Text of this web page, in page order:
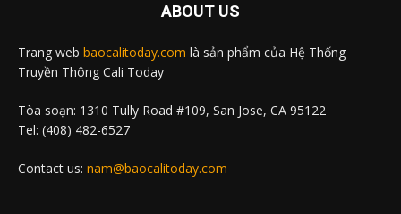
ABOUT US
Trang web baocalitoday.com là sản phẩm của Hệ Thống
Truyền Thông Cali Today
Tòa soạn: 1310 Tully Road #109, San Jose, CA 95122
Tel: (408) 482-6527
Contact us: nam@baocalitoday.com